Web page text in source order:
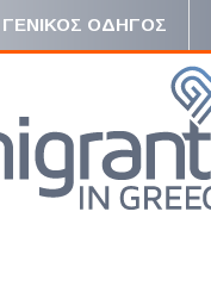
ΓΕΝΙΚΟΣ ΟΔΗΓΟΣ